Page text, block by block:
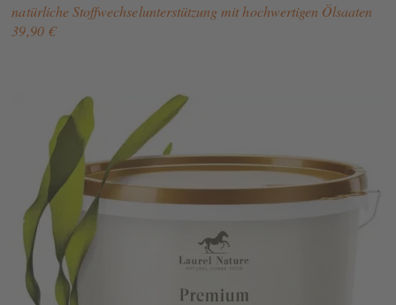
natürliche Stoffwechselunterstützung mit hochwertigen Ölsaaten
39,90 €